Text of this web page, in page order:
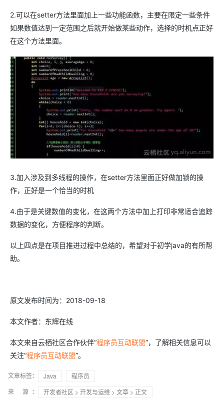
2.可以在setter方法里面加上一些功能函数，主要在限定一些条件
如果数值达到一定范围之后就开始做某些动作，选择的时机点正好
在这个方法里面。
3.加入涉及到多线程的操作，在setter方法里面正好做加锁的操
作，正好是一个恰当的时机
4.由于是关键数值的变化，在这两个方法中加上打印非常适合追踪
数据的变化，方便程序的判断。
以上四点是在项目推进过程中总结的，希望对于初学java的有所帮
助。
原文发布时间为：2018-09-18
本文作者：东辉在线
本文来自云栖社区合作伙伴“程序员互动联盟”，了解相关信息可以
关注“程序员互动联盟”。
文章标签： Java
程序员
来 源：
开发者社区 > 开发与运维 > 文章 > 正文